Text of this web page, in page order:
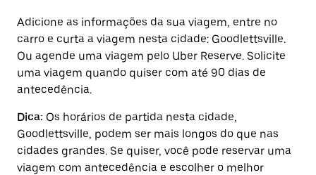
Adicione as informações da sua viagem, entre no
carro e curta a viagem nesta cidade: Goodlettsville.
Ou agende uma viagem pelo Uber Reserve. Solicite
uma viagem quando quiser com até 90 dias de
antecedência.
Dica: Os horários de partida nesta cidade,
Goodlettsville, podem ser mais longos do que nas
cidades grandes. Se quiser, você pode reservar uma
viagem com antecedência e escolher o melhor